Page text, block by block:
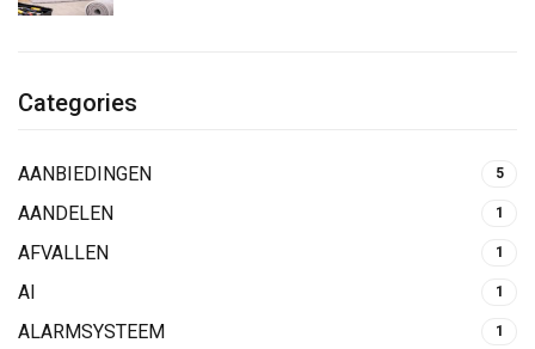
Categories
AANBIEDINGEN 5
AANDELEN 1
AFVALLEN 1
AI 1
ALARMSYSTEEM 1